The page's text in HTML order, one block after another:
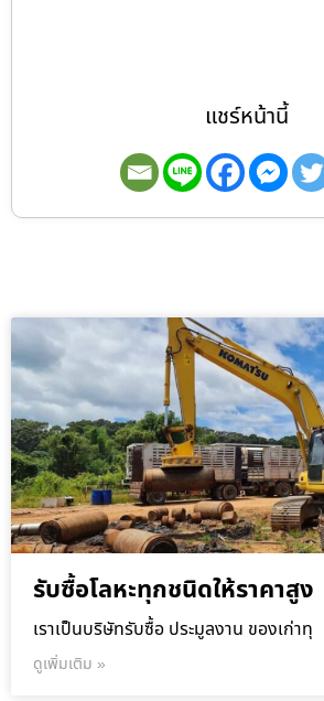
แชร์หน้านี้
รับซื้อโลหะทุกชนิดให้ราคาสูง
เราเป็นบริษัทรับซื้อ ประมูลงาน ของเก่าทุ
ดูเพิ่มเติม »